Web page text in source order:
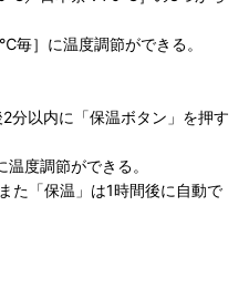
］に温度調節ができる。
分以内に「保温ボタン」を押す
度調節ができる。
た「保温」は1時間後に自動で